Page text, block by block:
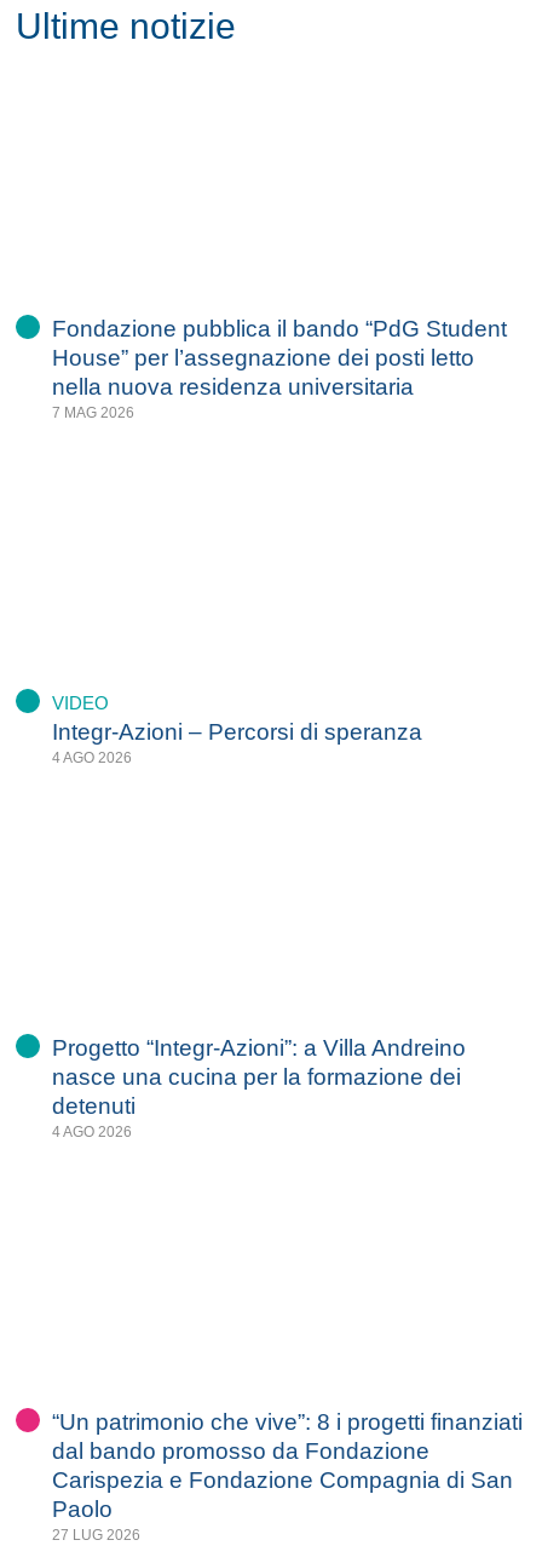
Ultime notizie
Fondazione pubblica il bando “PdG Student
House” per l’assegnazione dei posti letto
nella nuova residenza universitaria
7 MAG 2026
VIDEO
Integr-Azioni – Percorsi di speranza
4 AGO 2026
Progetto “Integr-Azioni”: a Villa Andreino
nasce una cucina per la formazione dei
detenuti
4 AGO 2026
“Un patrimonio che vive”: 8 i progetti finanziati
dal bando promosso da Fondazione
Carispezia e Fondazione Compagnia di San
Paolo
27 LUG 2026